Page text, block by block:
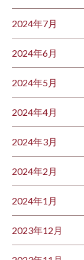
2024年7月
2024年6月
2024年5月
2024年4月
2024年3月
2024年2月
2024年1月
2023年12月